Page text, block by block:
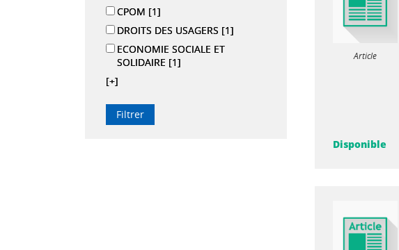
CPOM [1]
DROITS DES USAGERS [1]
ECONOMIE SOCIALE ET
SOLIDAIRE [1]
[+]
Article
Disponible